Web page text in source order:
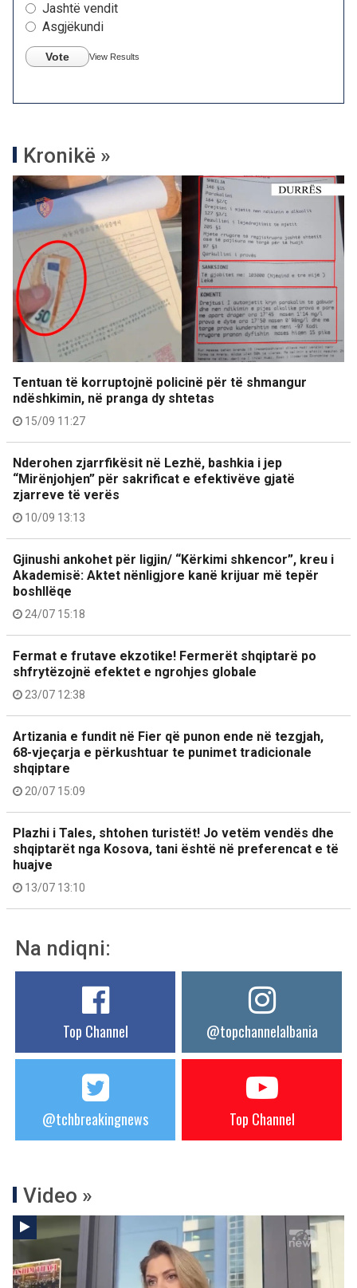
Jashtë vendit
Asgjëkundi
Vote View Results
Kronikë »
Tentuan të korruptojnë policinë për të shmangur
ndëshkimin, në pranga dy shtetas
15/09 11:27
Nderohen zjarrfikësit në Lezhë, bashkia i jep
“Mirënjohjen” për sakrificat e efektivëve gjatë
zjarreve të verës
10/09 13:13
Gjinushi ankohet për ligjin/ “Kërkimi shkencor”, kreu i
Akademisë: Aktet nënligjore kanë krijuar më tepër
boshllëqe
24/07 15:18
Fermat e frutave ekzotike! Fermerët shqiptarë po
shfrytëzojnë efektet e ngrohjes globale
23/07 12:38
Artizania e fundit në Fier që punon ende në tezgjah,
68-vjeçarja e përkushtuar te punimet tradicionale
shqiptare
20/07 15:09
Plazhi i Tales, shtohen turistët! Jo vetëm vendës dhe
shqiptarët nga Kosova, tani është në preferencat e të
huajve
13/07 13:10
Na ndiqni:
Top Channel @topchannelalbania
@tchbreakingnews Top Channel
Video »